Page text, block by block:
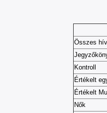
Összes
Kontroll
Értékelt
Értékelt
Nők